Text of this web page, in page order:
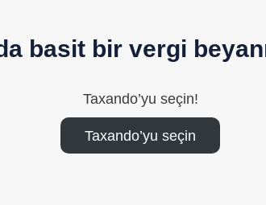
basit bir vergi
Taxando’yu seçin!
Taxando’yu seçin